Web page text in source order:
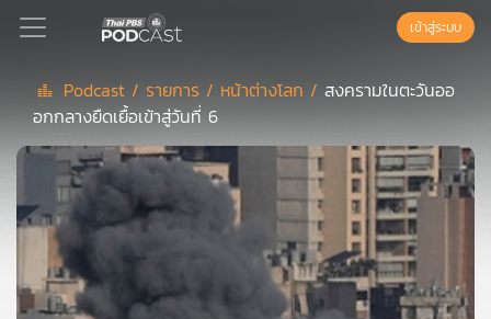
Podcast
เพล
ย์
แนะนำ
เข้าสู่ระบบ
Podcast / รายการ / หน้าต่างโลก / สงครามในตะวันออ
อกกลางยืดเยื้อเข้าสู่วันที่ 6